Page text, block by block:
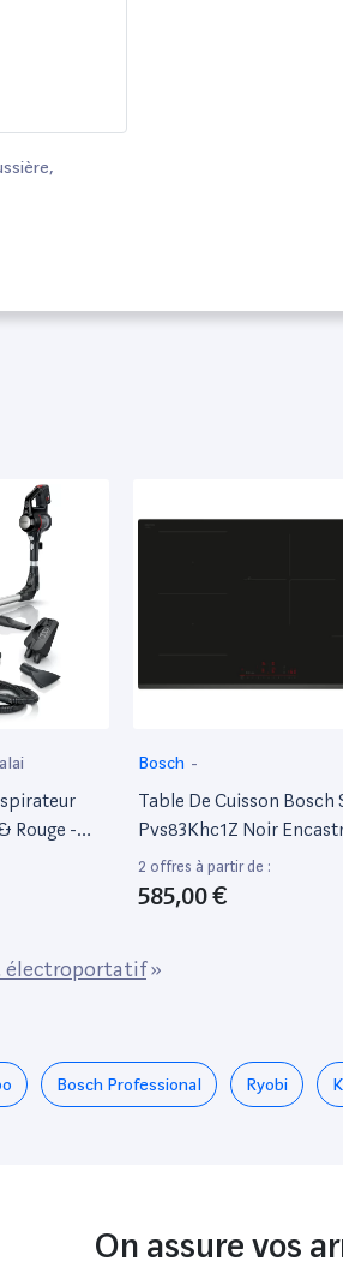
Rouge -
Bosch -
Table De Cuisson Bosch
Pvs83Khc1Z Noir
80 Cm Table De Cuisson À
Induction 4 Foyer(S)
2 offres à partir de :
585,00 €
électroportatif»
Bosch Professional Ryobi
On assure vos